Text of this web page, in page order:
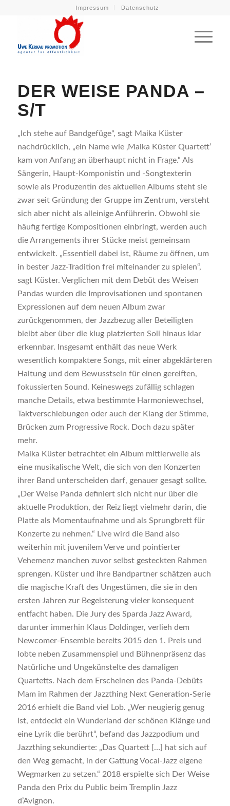
Impressum Datenschutz
DER WEISE PANDA –
S/T
„Ich stehe auf Bandgefüge“, sagt Maika Küster
nachdrücklich, „ein Name wie ‚Maika Küster Quartett‘
kam von Anfang an überhaupt nicht in Frage.“ Als
Sängerin, Haupt-Komponistin und -Songtexterin
sowie als Produzentin des aktuellen Albums steht sie
zwar seit Gründung der Gruppe im Zentrum, versteht
sich aber nicht als alleinige Anführerin. Obwohl sie
häufig fertige Kompositionen einbringt, werden auch
die Arrangements ihrer Stücke meist gemeinsam
entwickelt. „Essentiell dabei ist, Räume zu öffnen, um
in bester Jazz-Tradition frei miteinander zu spielen“,
sagt Küster. Verglichen mit dem Debüt des Weisen
Pandas wurden die Improvisationen und spontanen
Expressionen auf dem neuen Album zwar
zurückgenommen, der Jazzbezug aller Beteiligten
bleibt aber über die klug platzierten Soli hinaus klar
erkennbar. Insgesamt enthält das neue Werk
wesentlich kompaktere Songs, mit einer abgeklärteren
Haltung und dem Bewusstsein für einen gereiften,
fokussierten Sound. Keineswegs zufällig schlagen
manche Details, etwa bestimmte Harmoniewechsel,
Taktverschiebungen oder auch der Klang der Stimme,
Brücken zum Progressive Rock. Doch dazu später
mehr.
Maika Küster betrachtet ein Album mittlerweile als
eine musikalische Welt, die sich von den Konzerten
ihrer Band unterscheiden darf, genauer gesagt sollte.
„Der Weise Panda definiert sich nicht nur über die
aktuelle Produktion, der Reiz liegt vielmehr darin, die
Platte als Momentaufnahme und als Sprungbrett für
Konzerte zu nehmen.“ Live wird die Band also
weiterhin mit juvenilem Verve und pointierter
Vehemenz manchen zuvor selbst gesteckten Rahmen
sprengen. Küster und ihre Bandpartner schätzen auch
die magische Kraft des Ungestümen, die sie in den
ersten Jahren zur Begeisterung vieler konsequent
entfacht haben. Die Jury des Sparda Jazz Award,
darunter immerhin Klaus Doldinger, verlieh dem
Newcomer-Ensemble bereits 2015 den 1. Preis und
lobte neben Zusammenspiel und Bühnenpräsenz das
Natürliche und Ungekünstelte des damaligen
Quartetts. Nach dem Erscheinen des Panda-Debüts
Mam im Rahmen der Jazzthing Next Generation-Serie
2016 erhielt die Band viel Lob. „Wer neugierig genug
ist, entdeckt ein Wunderland der schönen Klänge und
eine Lyrik die berührt“, befand das Jazzpodium und
Jazzthing sekundierte: „Das Quartett […] hat sich auf
den Weg gemacht, in der Gattung Vocal-Jazz eigene
Wegmarken zu setzen.“ 2018 erspielte sich Der Weise
Panda den Prix du Public beim Tremplin Jazz
d’Avignon.